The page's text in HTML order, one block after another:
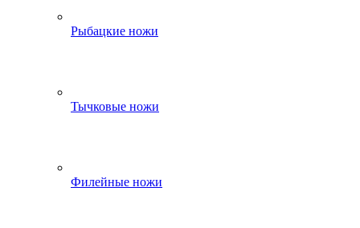
Рыбацкие ножи
Тычковые ножи
Филейные ножи